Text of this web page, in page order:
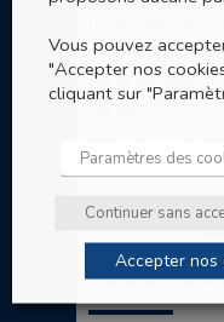
de la société,
de la société.
Siège—1983)
Site internet
Autres
Vous pouvez
"Accepter nos
cliquant sur
Paramètres des
Continuer sans
Accepter nos